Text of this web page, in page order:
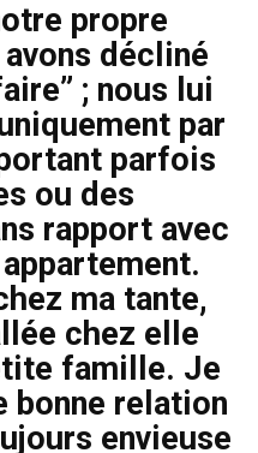
propre
décliné
; nous lui
par
parfois
ou des
rapport avec
ma tante,
chez elle
famille. Je
bonne relation
envieuse